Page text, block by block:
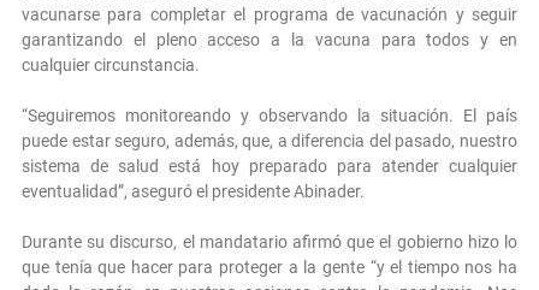
vacunarse para completar el programa de vacunación y seguir
garantizando el pleno acceso a la vacuna para todos y en
cualquier circunstancia.
“Seguiremos monitoreando y observando la situación. El país
puede estar seguro, además, que, a diferencia del pasado, nuestro
sistema de salud está hoy preparado para atender cualquier
eventualidad”, aseguró el presidente Abinader.
Durante su discurso, el mandatario afirmó que el gobierno hizo lo
que tenía que hacer para proteger a la gente “y el tiempo nos ha